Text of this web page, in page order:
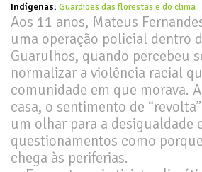
Indígenas: Guardiões das florestas e do clima
Aos 11 anos, Mateus
uma operação policial dentro
Guarulhos, quando percebeu
normalizar a violência racial
comunidade em que morava.
casa, o sentimento de
um olhar para a desigualdade
questionamentos como
chega às periferias.